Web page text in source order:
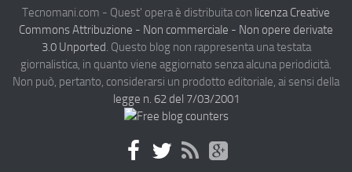
Tecnomani.com - Quest' opera è distribuita con licenza Creative
Commons Attribuzione - Non commerciale - Non opere derivate
3.0 Unported . Questo blog non rappresenta una testata
giornalistica, in quanto viene aggiornato senza alcuna periodicità.
Non può, pertanto, considerarsi un prodotto editoriale, ai sensi della
legge n. 62 del 7/03/2001